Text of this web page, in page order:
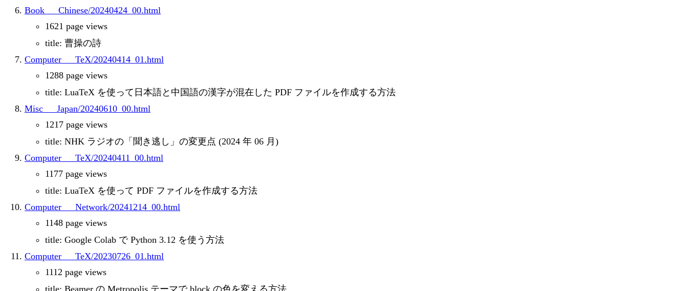
Book___Chinese/20240424_00.html
1621 page views
title: 曹操の詩
Computer___TeX/20240414_01.html
1288 page views
title: LuaTeX を使って日本語と中国語の漢字が混在した PDF ファイルを作成する方法
Misc___Japan/20240610_00.html
1217 page views
title: NHK ラジオの「聞き逃し」の変更点 (2024 年 06 月)
Computer___TeX/20240411_00.html
1177 page views
title: LuaTeX を使って PDF ファイルを作成する方法
Computer___Network/20241214_00.html
1148 page views
title: Google Colab で Python 3.12 を使う方法
Computer___TeX/20230726_01.html
1112 page views